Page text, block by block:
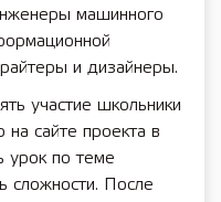
машинного
и дизайнеры.
участие школьники
на сайте проекта в
урок по теме
сложности. После